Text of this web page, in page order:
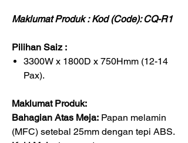
Maklumat Produk : Kod (Code): CQ-R1
Pilihan Saiz :
3300W x 1800D x 750Hmm (12-14
Pax).
Maklumat Produk:
Bahagian Atas Meja: Papan melamin
(MFC) setebal 25mm dengan tepi ABS.